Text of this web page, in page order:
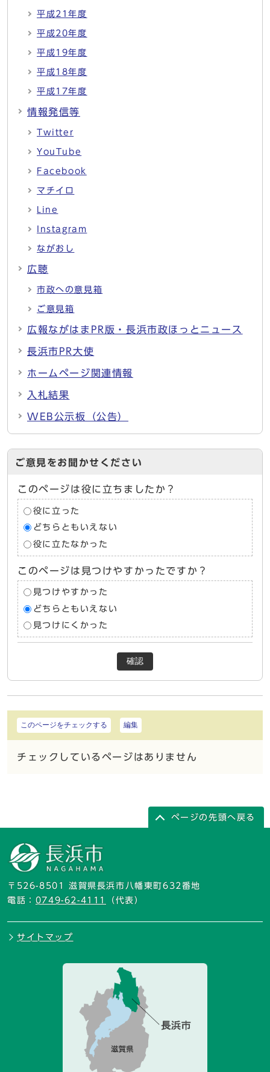
平成21年度
平成20年度
平成19年度
平成18年度
平成17年度
情報発信等
Twitter
YouTube
Facebook
マチイロ
Line
Instagram
ながおし
広聴
市政への意見箱
ご意見箱
広報ながはまPR版・長浜市政ほっとニュース
長浜市PR大使
ホームページ関連情報
入札結果
WEB公示板（公告）
ご意見をお聞かせください
このページは役に立ちましたか？
役に立った
どちらともいえない
役に立たなかった
このページは見つけやすかったですか？
見つけやすかった
どちらともいえない
見つけにくかった
確認
このページをチェックする 編集
チェックしているページはありません
ページの先頭へ戻る
〒526-8501 滋賀県長浜市八幡東町632番地
電話： 0749-62-4111 （代表）
サイトマップ